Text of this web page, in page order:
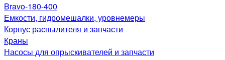
Bravo-180-400
Емкости, гидромешалки, уровнемеры
Корпус распылителя и запчасти
Краны
Насосы для опрыскивателей и запчасти